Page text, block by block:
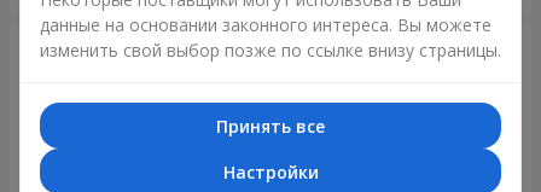
данные на основании законного интереса. Вы можете
изменить свой выбор позже по ссылке внизу страницы.
Принять все
Настройки